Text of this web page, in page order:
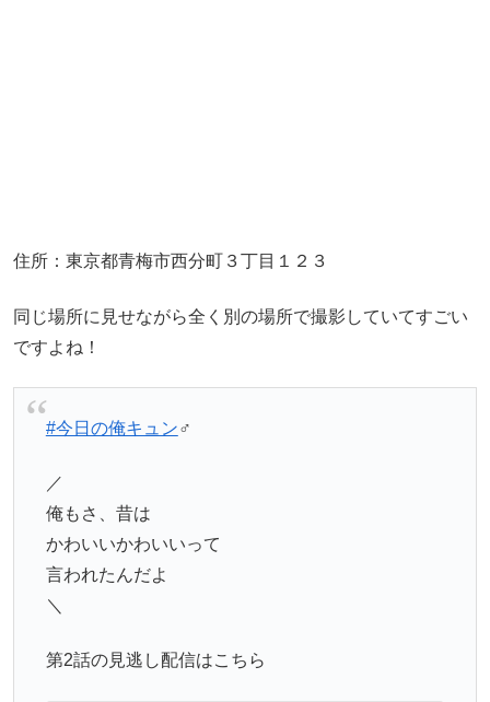
住所：東京都青梅市西分町３丁目１２３
同じ場所に見せながら全く別の場所で撮影していてすごい
ですよね！
#今日の俺キュン‍♂️
／
俺もさ、昔は
かわいいかわいいって
言われたんだよ
＼
第2話の見逃し配信はこちら